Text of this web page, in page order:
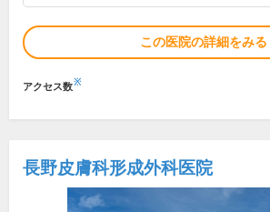
この医院の詳細をみる
アクセス数※
長野皮膚科形成外科医院